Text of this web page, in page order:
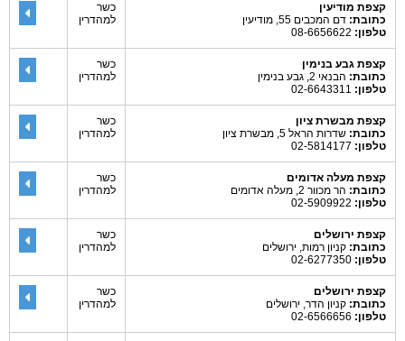
קצפת מודיעין
כתובת: דם המכבים 55, מודיעין
טלפון:
כשר
למהדרין
קצפת גבע בנימין
כתובת: הבנאי 2, גבע בנימין
טלפון:
כשר
למהדרין
קצפת מבשרת ציון
כתובת: שדרות הראל 5, מבשרת ציון
טלפון:
כשר
למהדרין
קצפת מעלה אדומים
כתובת: הר מכוור 2, מעלה אדומים
טלפון:
כשר
למהדרין
קצפת ירושלים
כתובת: קניון רמות, ירושלים
טלפון:
כשר
למהדרין
קצפת ירושלים
כתובת: קניון הדר, ירושלים
טלפון:
כשר
למהדרין